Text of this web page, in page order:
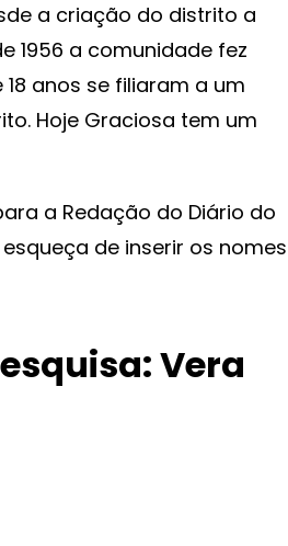
a criação do distrito a
1956 a comunidade fez
anos se filiaram a um
Hoje Graciosa tem um
a Redação do Diário do
esqueça de inserir os nomes
Vera